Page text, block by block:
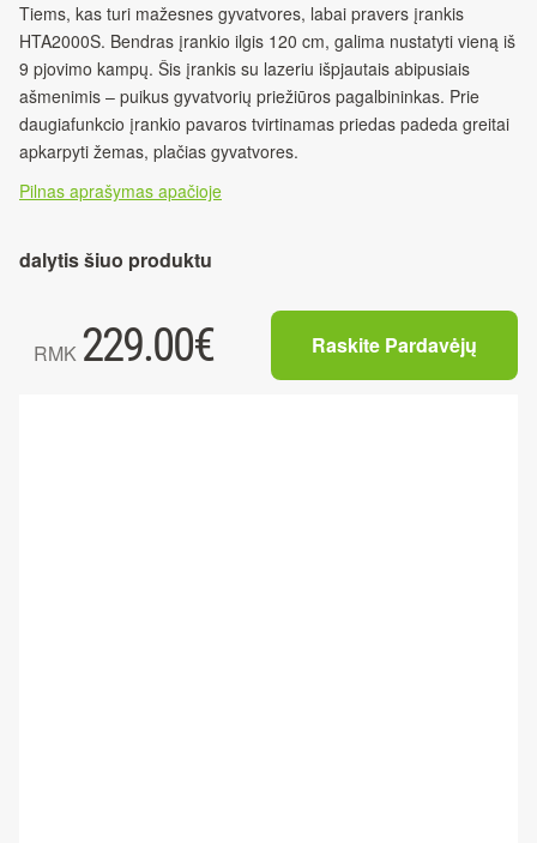
Tiems, kas turi mažesnes gyvatvores, labai pravers įrankis
HTA2000S. Bendras įrankio ilgis 120 cm, galima nustatyti vieną iš
9 pjovimo kampų. Šis įrankis su lazeriu išpjautais abipusiais
ašmenimis – puikus gyvatvorių priežiūros pagalbininkas. Prie
daugiafunkcio įrankio pavaros tvirtinamas priedas padeda greitai
apkarpyti žemas, plačias gyvatvores.
Pilnas aprašymas apačioje
dalytis šiuo produktu
RMK 229.00€ Raskite Pardavėjų